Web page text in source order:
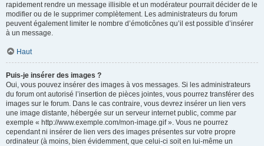
rapidement rendre un message illisible et un modérateur pourrait décider de le
modifier ou de le supprimer complètement. Les administrateurs du forum
peuvent également limiter le nombre d’émoticônes qu’il est possible d’insérer
à un message.
Haut
Puis-je insérer des images ?
Oui, vous pouvez insérer des images à vos messages. Si les administrateurs
du forum ont autorisé l’insertion de pièces jointes, vous pourrez transférer des
images sur le forum. Dans le cas contraire, vous devrez insérer un lien vers
une image distante, hébergée sur un serveur internet public, comme par
exemple « http://www.exemple.com/mon-image.gif ». Vous ne pourrez
cependant ni insérer de lien vers des images présentes sur votre propre
ordinateur (à moins, bien évidemment, que celui-ci soit en lui-même un